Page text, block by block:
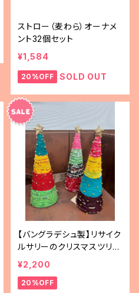
ストロー（麦わら）オーナメ
ント32個セット
¥1,584
20%OFF SOLD OUT
【バングラデシュ製】リサイク
ルサリーのクリスマスツリー
（アソート）
¥2,200
20%OFF